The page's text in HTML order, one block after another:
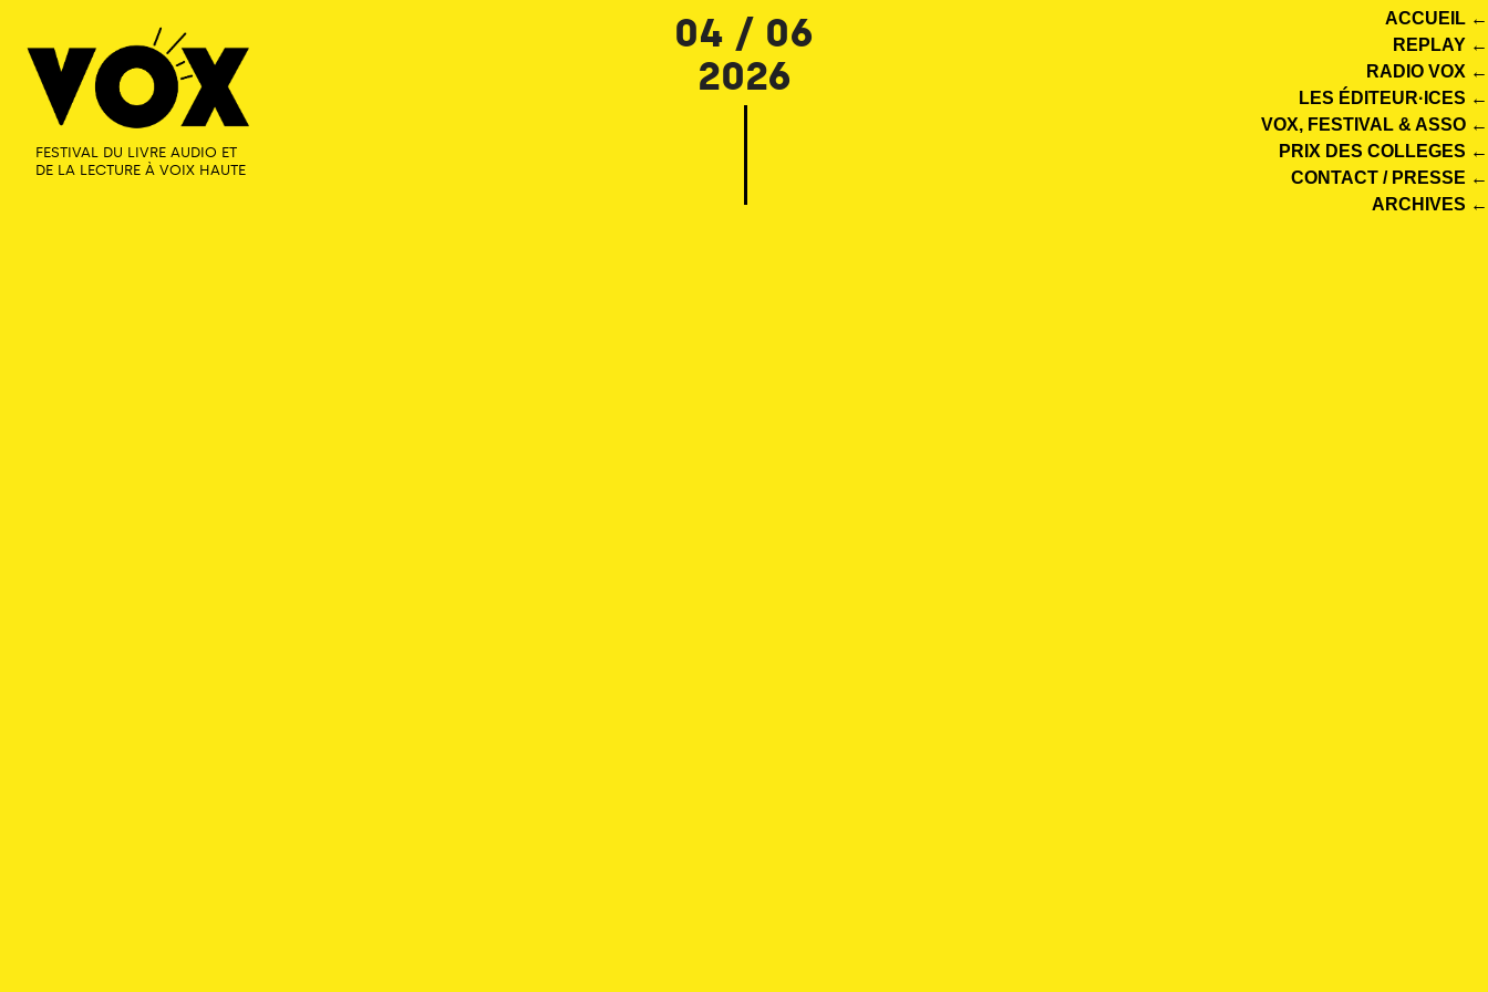
FESTIVAL DU LIVRE AUDIO ET
DE LA LECTURE À VOIX HAUTE
ACCUEIL ←
REPLAY ←
RADIO VOX ←
LES ÉDITEUR·ICES ←
VOX, FESTIVAL & ASSO ←
PRIX DES COLLEGES ←
CONTACT / PRESSE ←
ARCHIVES ←
04 / 06
2026